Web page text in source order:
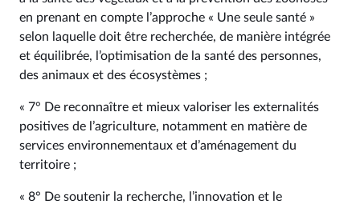
en prenant en compte l’approche « Une seule santé »
selon laquelle doit être recherchée, de manière intégrée
et équilibrée, l’optimisation de la santé des personnes,
des animaux et des écosystèmes ;
« 7° De reconnaître et mieux valoriser les externalités
positives de l’agriculture, notamment en matière de
services environnementaux et d’aménagement du
territoire ;
« 8° De soutenir la recherche, l’innovation et le